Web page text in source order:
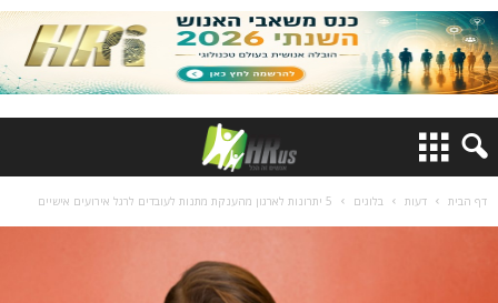
דף הבית דעות בלוגים 5 יתרונות לארגון מהענקת מתנות לעובדים לרגל אירועים אישיים